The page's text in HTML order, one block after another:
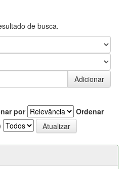
de busca.
por
Ordenar